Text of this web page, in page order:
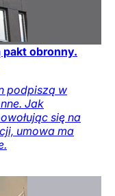
pakt obronny.
podpiszą w
Jak
się na
umowa ma